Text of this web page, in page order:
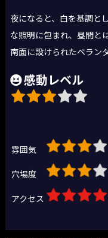
夜になると、白を基調と
な照明に包まれ、昼間と
南面に設けられたベラン
感動レベル
雰囲気
穴場度
アクセス